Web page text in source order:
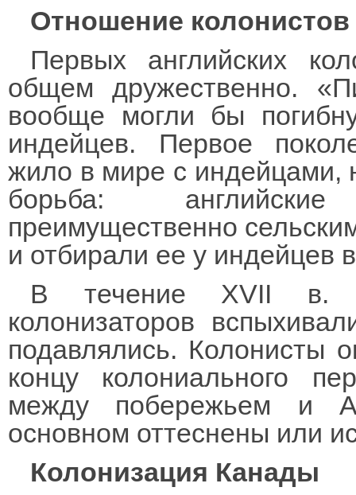
Отношение
Первых английских
общем дружественно.
вообще могли бы
индейцев. Первое
жило в мире с индейцами,
борьба:
преимущественно
и отбирали ее у индейцев
В течение XVII в.
колонизаторов
подавлялись. Колонисты
концу колониального
между побережьем и
основном оттеснены или
Колонизация Канады